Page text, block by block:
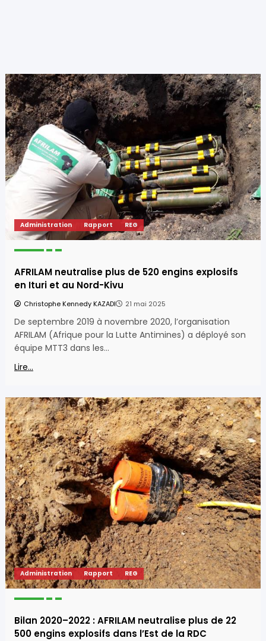
Administration Rapport REG
AFRILAM neutralise plus de 520 engins explosifs
en Ituri et au Nord-Kivu
Christophe Kennedy KAZADI 21 mai 2025
De septembre 2019 à novembre 2020, l’organisation
AFRILAM (Afrique pour la Lutte Antimines) a déployé son
équipe MTT3 dans les…
Lire...
Administration Rapport REG
Bilan 2020–2022 : AFRILAM neutralise plus de 22
500 engins explosifs dans l’Est de la RDC